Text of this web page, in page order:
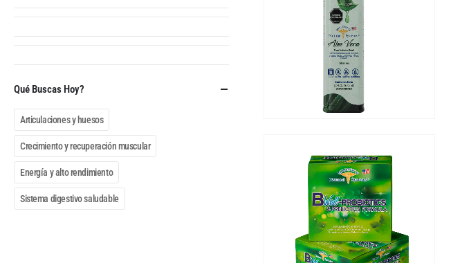
Qué Buscas Hoy?
Articulaciones y huesos
Crecimiento y recuperación muscular
Energía y alto rendimiento
Sistema digestivo saludable